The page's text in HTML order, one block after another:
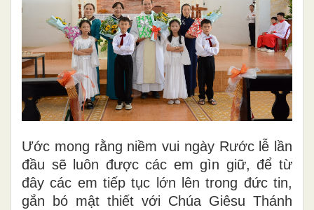
Ước mong rằng niềm vui ngày Rước lễ lần
đầu sẽ luôn được các em gìn giữ, để từ
đây các em tiếp tục lớn lên trong đức tin,
gắn bó mật thiết với Chúa Giêsu Thánh